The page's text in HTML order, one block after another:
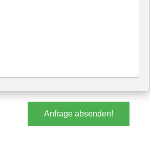
Anfrage absenden!